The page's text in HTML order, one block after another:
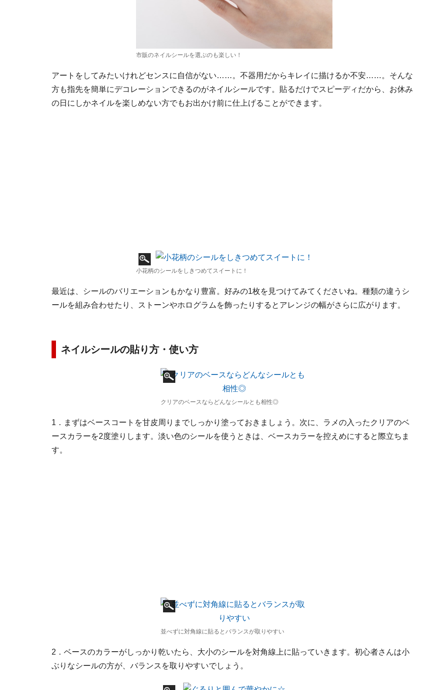
市販のネイルシールを選ぶのも楽しい！
アートをしてみたいけれどセンスに自信がない……。不器用だからキレイに描けるか不安……。そんな
方も指先を簡単にデコレーションできるのがネイルシールです。貼るだけでスピーディだから、お休み
の日にしかネイルを楽しめない方でもお出かけ前に仕上げることができます。
小花柄のシールをしきつめてスイートに！
最近は、シールのバリエーションもかなり豊富。好みの1枚を見つけてみてくださいね。種類の違うシ
ールを組み合わせたり、ストーンやホログラムを飾ったりするとアレンジの幅がさらに広がります。
ネイルシールの貼り方・使い方
クリアのベースならどんなシールとも相性◎
1．まずはベースコートを甘皮周りまでしっかり塗っておきましょう。次に、ラメの入ったクリアのベ
ースカラーを2度塗りします。淡い色のシールを使うときは、ベースカラーを控えめにすると際立ちま
す。
並べずに対角線に貼るとバランスが取りやすい
2．ベースのカラーがしっかり乾いたら、大小のシールを対角線上に貼っていきます。初心者さんは小
ぶりなシールの方が、バランスを取りやすいでしょう。